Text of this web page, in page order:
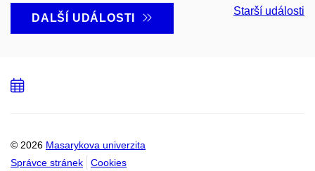
DALŠÍ UDÁLOSTI
Starší události
© 2026 Masarykova univerzita
Správce stránek
Cookies
Přidat